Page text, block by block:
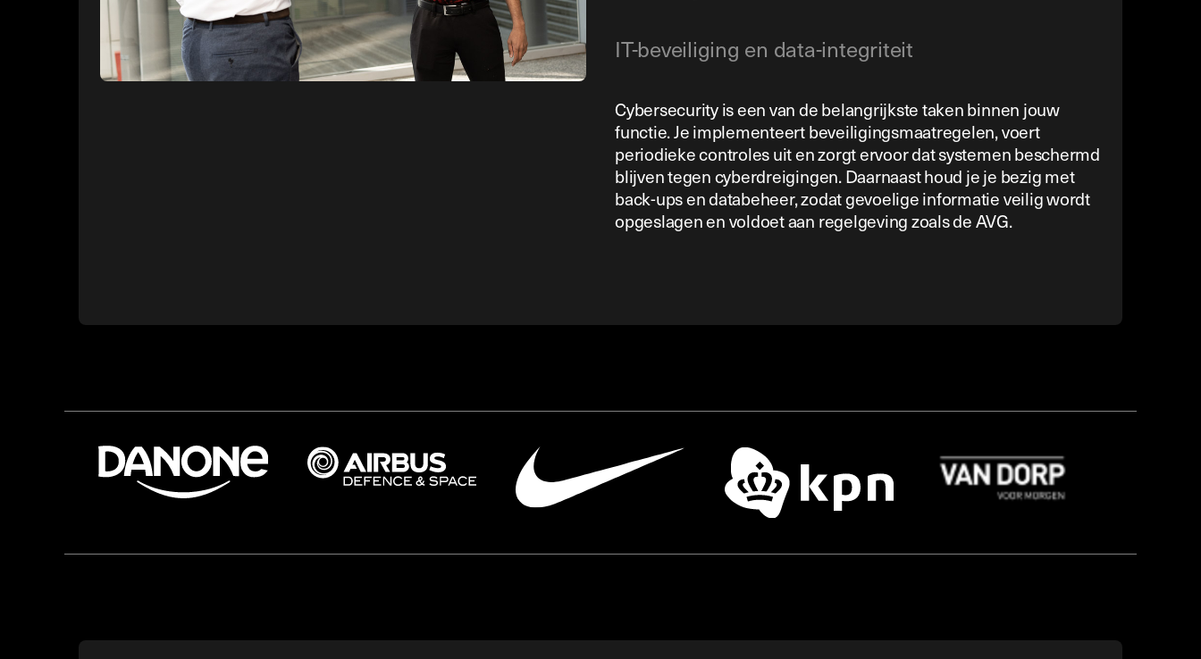
IT-beveiliging en data-integriteit
Cybersecurity is een van de belangrijkste taken binnen jouw
functie. Je implementeert beveiligingsmaatregelen, voert
periodieke controles uit en zorgt ervoor dat systemen beschermd
blijven tegen cyberdreigingen. Daarnaast houd je je bezig met
back-ups en databeheer, zodat gevoelige informatie veilig wordt
opgeslagen en voldoet aan regelgeving zoals de AVG.